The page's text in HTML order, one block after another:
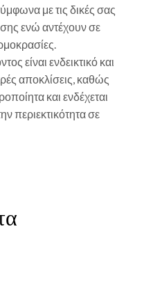
με τις δικές σας
ενώ αντέχουν σε
είναι ενδεικτικό και
αποκλίσεις, καθώς
και ενδέχεται
περιεκτικότητα σε